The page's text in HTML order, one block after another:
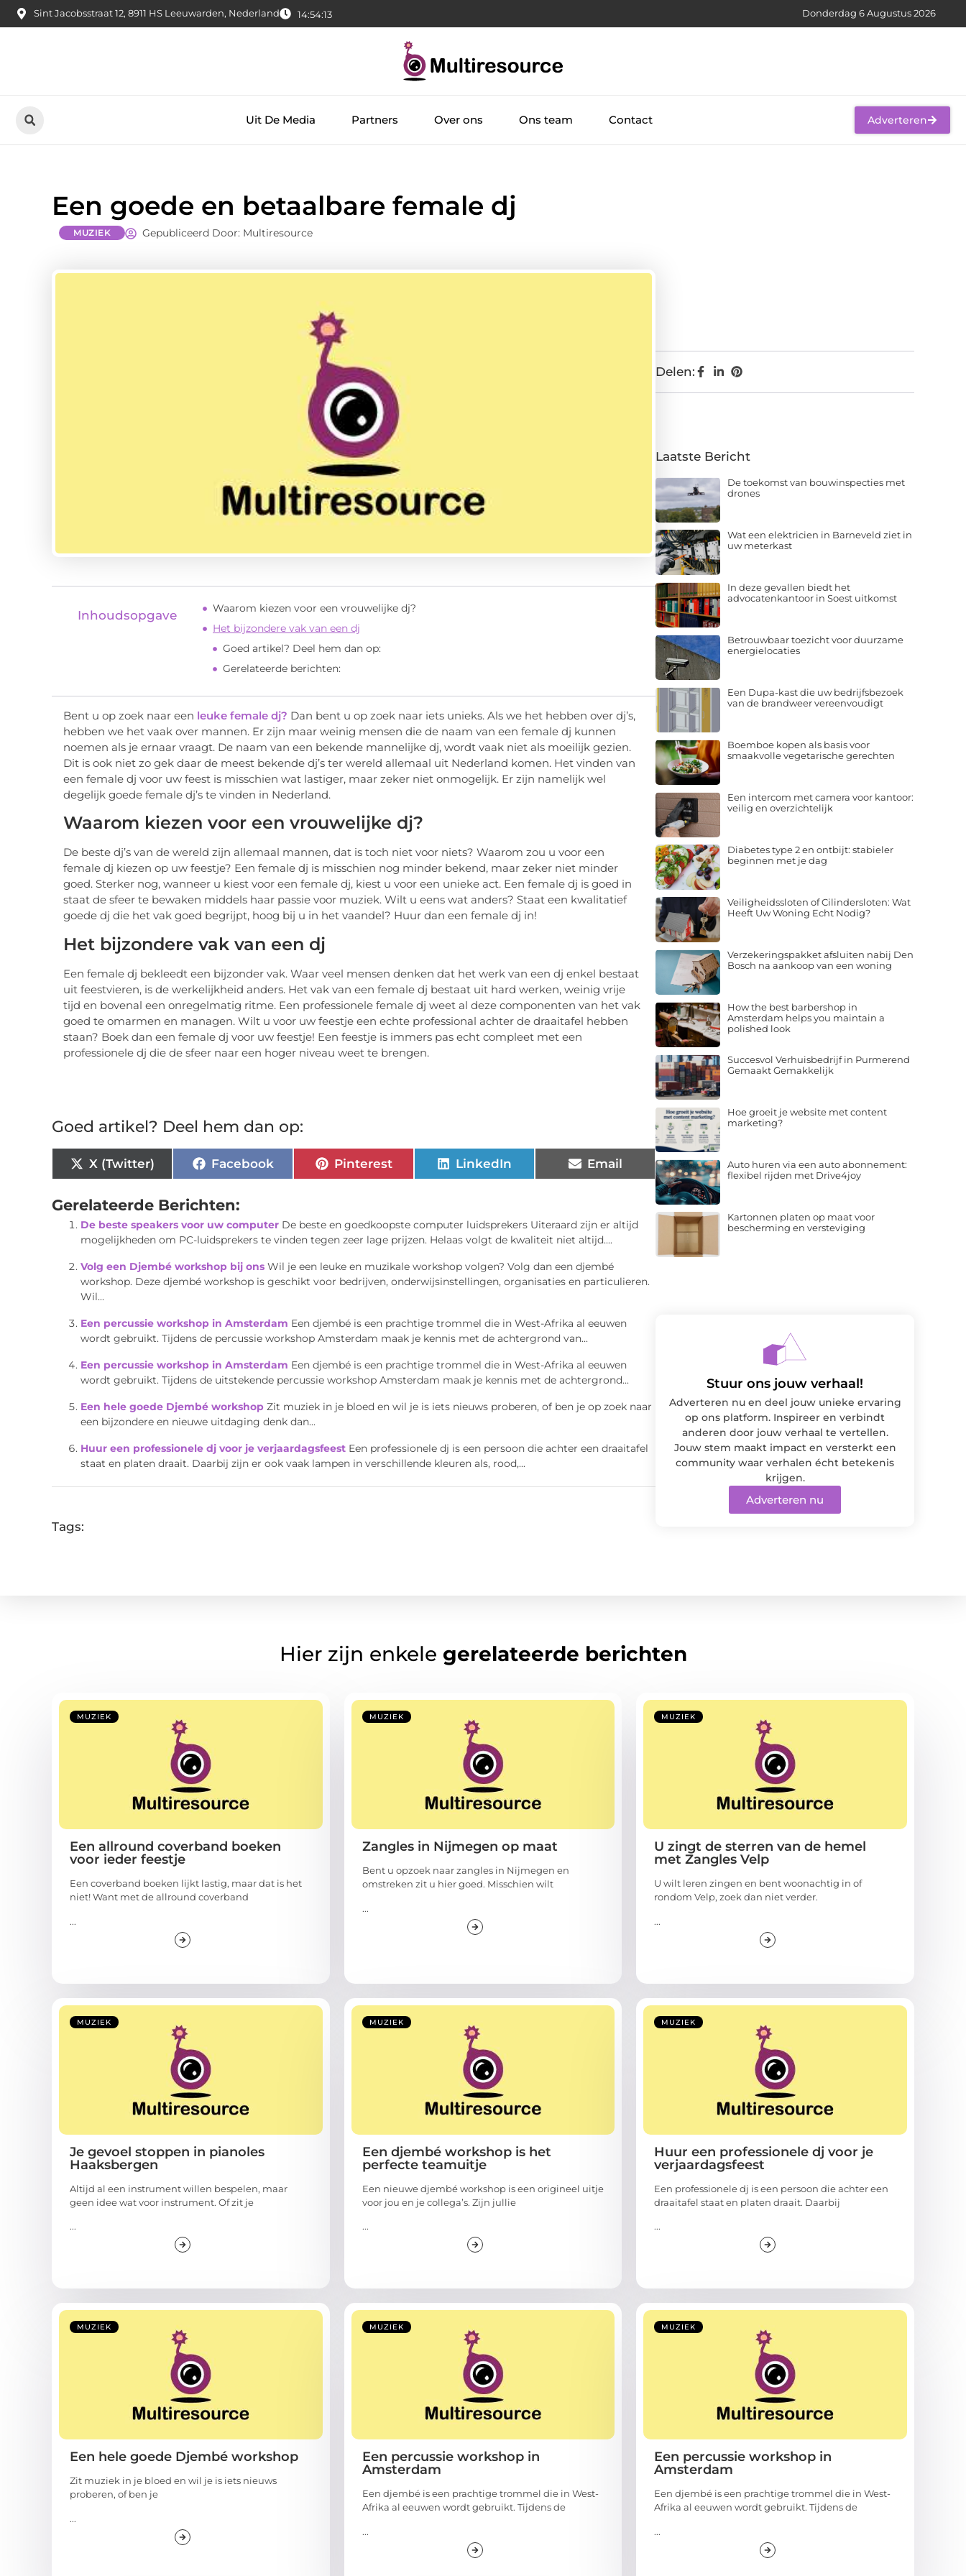
Sint Jacobsstraat 12, 8911 HS Leeuwarden, Nederland 14:54:14 Donderdag 6 Augustus 2026
Uit De Media Partners Over ons Ons team Contact Adverteren
Een goede en betaalbare female dj
MUZIEK Gepubliceerd Door: Multiresource
Inhoudsopgave
Waarom kiezen voor een vrouwelijke dj?
Het bijzondere vak van een dj
Goed artikel? Deel hem dan op:
Gerelateerde berichten:
Bent u op zoek naar een leuke female dj? Dan bent u op zoek naar iets unieks. Als we het hebben over dj’s,
hebben we het vaak over mannen. Er zijn maar weinig mensen die de naam van een female dj kunnen
noemen als je ernaar vraagt. De naam van een bekende mannelijke dj, wordt vaak niet als moeilijk gezien.
Dit is ook niet zo gek daar de meest bekende dj’s ter wereld allemaal uit Nederland komen. Het vinden van
een female dj voor uw feest is misschien wat lastiger, maar zeker niet onmogelijk. Er zijn namelijk wel
degelijk goede female dj’s te vinden in Nederland.
Waarom kiezen voor een vrouwelijke dj?
De beste dj’s van de wereld zijn allemaal mannen, dat is toch niet voor niets? Waarom zou u voor een
female dj kiezen op uw feestje? Een female dj is misschien nog minder bekend, maar zeker niet minder
goed. Sterker nog, wanneer u kiest voor een female dj, kiest u voor een unieke act. Een female dj is goed in
staat de sfeer te bewaken middels haar passie voor muziek. Wilt u eens wat anders? Staat een kwalitatief
goede dj die het vak goed begrijpt, hoog bij u in het vaandel? Huur dan een female dj in!
Het bijzondere vak van een dj
Een female dj bekleedt een bijzonder vak. Waar veel mensen denken dat het werk van een dj enkel bestaat
uit feestvieren, is de werkelijkheid anders. Het vak van een female dj bestaat uit hard werken, weinig vrije
tijd en bovenal een onregelmatig ritme. Een professionele female dj weet al deze componenten van het vak
goed te omarmen en managen. Wilt u voor uw feestje een echte professional achter de draaitafel hebben
staan? Boek dan een female dj voor uw feestje! Een feestje is immers pas echt compleet met een
professionele dj die de sfeer naar een hoger niveau weet te brengen.
Goed artikel? Deel hem dan op:
X (Twitter) Facebook Pinterest LinkedIn Email
Gerelateerde Berichten:
De beste speakers voor uw computer De beste en goedkoopste computer luidsprekers Uiteraard zijn er altijd
mogelijkheden om PC-luidsprekers te vinden tegen zeer lage prijzen. Helaas volgt de kwaliteit niet altijd....
Volg een Djembé workshop bij ons Wil je een leuke en muzikale workshop volgen? Volg dan een djembé
workshop. Deze djembé workshop is geschikt voor bedrijven, onderwijsinstellingen, organisaties en particulieren.
Wil...
Een percussie workshop in Amsterdam Een djembé is een prachtige trommel die in West-Afrika al eeuwen
wordt gebruikt. Tijdens de percussie workshop Amsterdam maak je kennis met de achtergrond van...
Een percussie workshop in Amsterdam Een djembé is een prachtige trommel die in West-Afrika al eeuwen
wordt gebruikt. Tijdens de uitstekende percussie workshop Amsterdam maak je kennis met de achtergrond...
Een hele goede Djembé workshop Zit muziek in je bloed en wil je is iets nieuws proberen, of ben je op zoek naar
een bijzondere en nieuwe uitdaging denk dan...
Huur een professionele dj voor je verjaardagsfeest Een professionele dj is een persoon die achter een draaitafel
staat en platen draait. Daarbij zijn er ook vaak lampen in verschillende kleuren als, rood,...
Tags:
Delen:
Laatste Bericht
De toekomst van bouwinspecties met
drones
Wat een elektricien in Barneveld ziet in
uw meterkast
In deze gevallen biedt het
advocatenkantoor in Soest uitkomst
Betrouwbaar toezicht voor duurzame
energielocaties
Een Dupa-kast die uw bedrijfsbezoek
van de brandweer vereenvoudigt
Boemboe kopen als basis voor
smaakvolle vegetarische gerechten
Een intercom met camera voor kantoor:
veilig en overzichtelijk
Diabetes type 2 en ontbijt: stabieler
beginnen met je dag
Veiligheidssloten of Cilindersloten: Wat
Heeft Uw Woning Echt Nodig?
Verzekeringspakket afsluiten nabij Den
Bosch na aankoop van een woning
How the best barbershop in
Amsterdam helps you maintain a
polished look
Succesvol Verhuisbedrijf in Purmerend
Gemaakt Gemakkelijk
Hoe groeit je website met content
marketing?
Auto huren via een auto abonnement:
flexibel rijden met Drive4joy
Kartonnen platen op maat voor
bescherming en versteviging
Stuur ons jouw verhaal!
Adverteren nu en deel jouw unieke ervaring
op ons platform. Inspireer en verbindt
anderen door jouw verhaal te vertellen.
Jouw stem maakt impact en versterkt een
community waar verhalen écht betekenis
krijgen.
Adverteren nu
Hier zijn enkele gerelateerde berichten
MUZIEK
Een allround coverband boeken
voor ieder feestje
Een coverband boeken lijkt lastig, maar dat is het
niet! Want met de allround coverband
...
MUZIEK
Zangles in Nijmegen op maat
Bent u opzoek naar zangles in Nijmegen en
omstreken zit u hier goed. Misschien wilt
...
MUZIEK
U zingt de sterren van de hemel
met Zangles Velp
U wilt leren zingen en bent woonachtig in of
rondom Velp, zoek dan niet verder.
...
MUZIEK
Je gevoel stoppen in pianoles
Haaksbergen
Altijd al een instrument willen bespelen, maar
geen idee wat voor instrument. Of zit je
...
MUZIEK
Een djembé workshop is het
perfecte teamuitje
Een nieuwe djembé workshop is een origineel uitje
voor jou en je collega’s. Zijn jullie
...
MUZIEK
Huur een professionele dj voor je
verjaardagsfeest
Een professionele dj is een persoon die achter een
draaitafel staat en platen draait. Daarbij
...
MUZIEK
Een hele goede Djembé workshop
Zit muziek in je bloed en wil je is iets nieuws
proberen, of ben je
...
MUZIEK
Een percussie workshop in
Amsterdam
Een djembé is een prachtige trommel die in West-
Afrika al eeuwen wordt gebruikt. Tijdens de
...
MUZIEK
Een percussie workshop in
Amsterdam
Een djembé is een prachtige trommel die in West-
Afrika al eeuwen wordt gebruikt. Tijdens de
...